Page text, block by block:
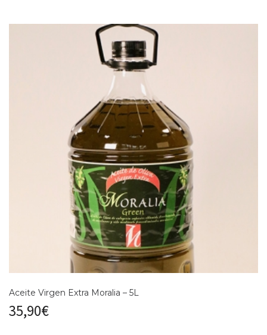
Aceite Virgen Extra Moralia – 5L
35,90€